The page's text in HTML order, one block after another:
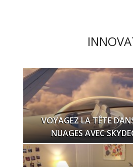
VOYAGEZ LA TÊTE
NUAGES AVEC